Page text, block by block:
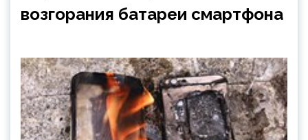
возгорания батареи смартфона